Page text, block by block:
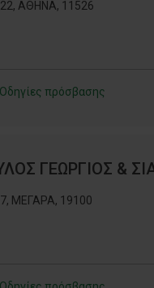
ΑΘΗΝΑ, 11526
Οδηγίες πρόσβασης
ΓΕΩΡΓΙΟΣ &
ΜΕΓΑΡΑ, 19100